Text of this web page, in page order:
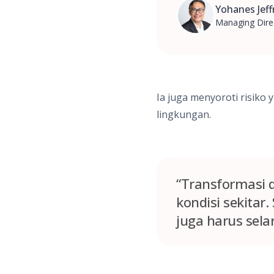
Yohanes
Managing
Ia juga menyoroti risiko
lingkungan.
“Transformasi
kondisi
juga harus